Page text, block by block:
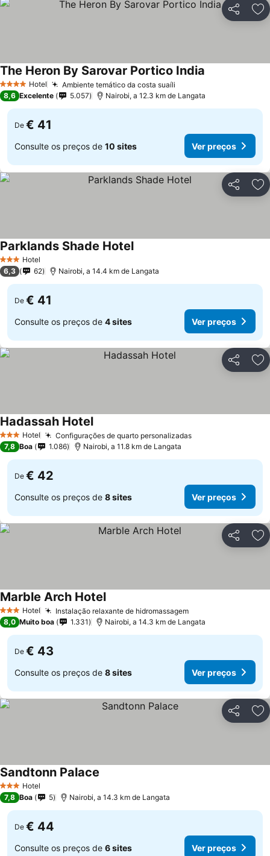
Partilhar
4 EstrelasHotel Ambiente temático da costa suaíli
The Heron By Sarovar Portico India
8,6 Excelente 5.057 Nairobi, a 12.3 km de Langata
De € 41
Consulte os preços de 10 sites Ver preços
Partilhar
3 EstrelasHotel
Parklands Shade HotelVer preços
6,3 62 Nairobi, a 14.4 km de Langata
De € 41
Consulte os preços de 4 sites Ver preços
Partilhar
3 EstrelasHotel Configurações de quarto personalizadasVer preços
Hadassah HotelVer preços
7,8 Boa 1.086 Nairobi, a 11.8 km de Langata
De € 42
Consulte os preços de 8 sites Ver preços
Partilhar
3 EstrelasHotel Instalação relaxante de hidromassagemVer preços
Marble Arch HotelVer preços
8,0 Muito boa 1.331 Nairobi, a 14.3 km de Langata
De € 43
Consulte os preços de 8 sites Ver preços
Partilhar
3 EstrelasHotel
Sandtonn Palace
7,8 Boa 5 Nairobi, a 14.3 km de Langata
De € 44
Consulte os preços de 6 sites Ver preços